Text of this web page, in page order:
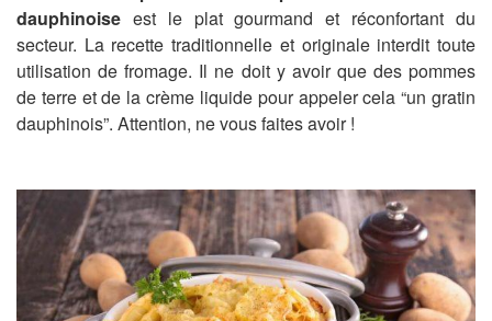
dauphinoise est le plat gourmand et réconfortant du
secteur. La recette traditionnelle et originale interdit toute
utilisation de fromage. Il ne doit y avoir que des pommes
de terre et de lacrème liquide pour appeler cela “un gratin
dauphinois”. Attention, ne vous faites avoir !